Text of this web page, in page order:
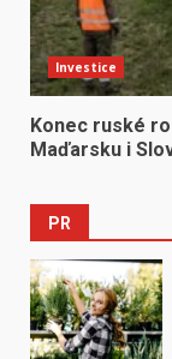
Investice
Konec ruské
Maďarsku i
PR